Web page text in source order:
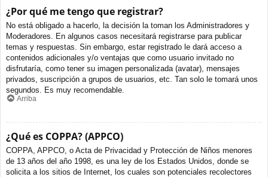
¿Por qué me tengo que registrar?
No está obligado a hacerlo, la decisión la toman los Administradores y
Moderadores. En algunos casos necesitará registrarse para publicar
temas y respuestas. Sin embargo, estar registrado le dará acceso a
contenidos adicionales y/o ventajas que como usuario invitado no
disfrutaría, como tener su imagen personalizada (avatar), mensajes
privados, suscripción a grupos de usuarios, etc. Tan solo le tomará unos
segundos. Es muy recomendable.
Arriba
¿Qué es COPPA? (APPCO)
COPPA, APPCO, o Acta de Privacidad y Protección de Niños menores
de 13 años del año 1998, es una ley de los Estados Unidos, donde se
solicita a los sitios de Internet, los cuales son potenciales recolectores